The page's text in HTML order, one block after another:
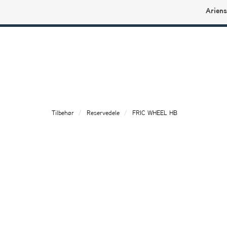
Ariens
Tilbehør Reservedele FRIC WHEEL HB